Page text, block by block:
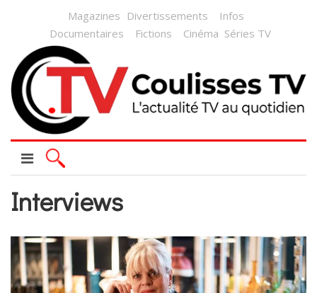
Magazines Divertissements
Infos
Documentaires
Fictions Cinéma Séries TV
Interviews